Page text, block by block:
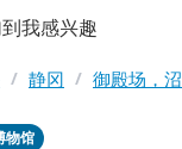
我感兴趣
/ 静冈 / 御殿场，
物馆